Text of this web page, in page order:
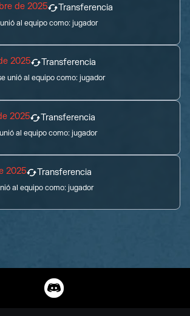
de 2025 Transferencia
al equipo como:jugador
2025 Transferencia
unió al equipo como:jugador
2025 Transferencia
al equipo como:jugador
2025 Transferencia
al equipo como:jugador